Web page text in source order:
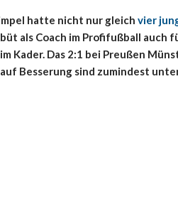
hatte nicht nur gleich vier
als Coach im Profifußball auch
Kader. Das 2:1 bei Preußen
Besserung sind zumindest